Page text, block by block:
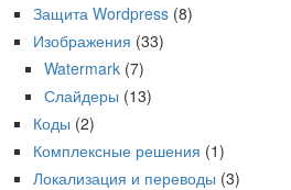
Защита Wordpress (8)
Изображения (33)
Watermark (7)
Слайдеры (13)
Коды (2)
Комплексные решения (1)
Локализация и переводы (3)